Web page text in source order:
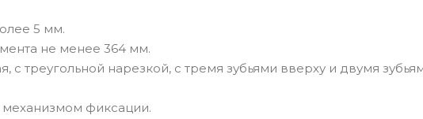
5 мм.
не менее 364 мм.
треугольной нарезкой, с тремя зубьями вверху и двумя
механизмом фиксации.